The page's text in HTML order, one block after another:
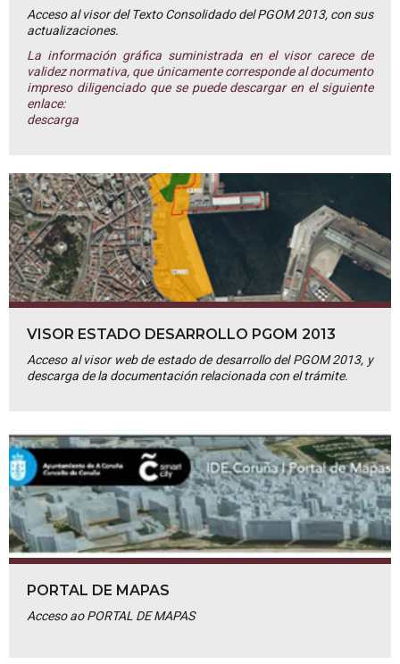
Acceso al visor del Texto Consolidado del PGOM 2013, con sus
actualizaciones.
La información gráfica suministrada en el visor carece de
validez normativa, que únicamente corresponde al documento
impreso diligenciado que se puede descargar en el siguiente
enlace:
descarga
VISOR ESTADO DESARROLLO PGOM 2013
Acceso al visor web de estado de desarrollo del PGOM 2013, y
descarga de la documentación relacionada con el trámite.
PORTAL DE MAPAS
Acceso ao PORTAL DE MAPAS